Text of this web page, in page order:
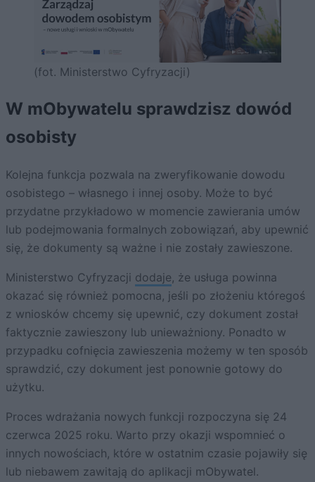
(fot. Ministerstwo Cyfryzacji)
W mObywatelu sprawdzisz dowód
osobisty
Kolejna funkcja pozwala na zweryfikowanie dowodu
osobistego – własnego i innej osoby. Może to być
przydatne przykładowo w momencie zawierania umów
lub podejmowania formalnych zobowiązań, aby upewnić
się, że dokumenty są ważne i nie zostały zawieszone.
Ministerstwo Cyfryzacji dodaje, że usługa powinna
okazać się również pomocna, jeśli po złożeniu któregoś
z wniosków chcemy się upewnić, czy dokument został
faktycznie zawieszony lub unieważniony. Ponadto w
przypadku cofnięcia zawieszenia możemy w ten sposób
sprawdzić, czy dokument jest ponownie gotowy do
użytku.
Proces wdrażania nowych funkcji rozpoczyna się 24
czerwca 2025 roku. Warto przy okazji wspomnieć o
innych nowościach, które w ostatnim czasie pojawiły się
lub niebawem zawitają do aplikacji mObywatel.